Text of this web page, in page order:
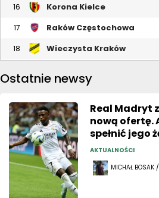
16 Korona Kielce
17 Raków Częstochowa
18 Wieczysta Kraków
Ostatnie newsy
Real Madryt
nową ofertę.
spełnić jego
AKTUALNOŚCI
MICHAŁ